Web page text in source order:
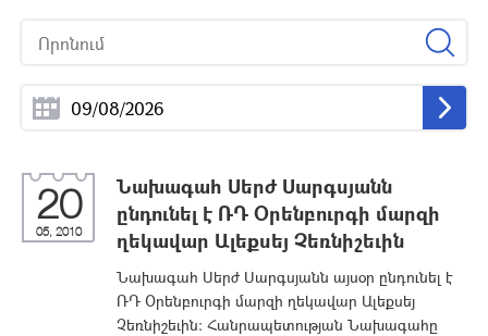
20
05, 2010
Նախագահ Սերժ Սարգսյանն
ընդունել է ՌԴ Օրենբուրգի մարզի
ղեկավար Ալեքսեյ Չեռնիշեւին
Նախագահ Սերժ Սարգսյանն այսօր ընդունել է
ՌԴ Օրենբուրգի մարզի ղեկավար Ալեքսեյ
Չեռնիշեւին: Հանրապետության Նախագահը